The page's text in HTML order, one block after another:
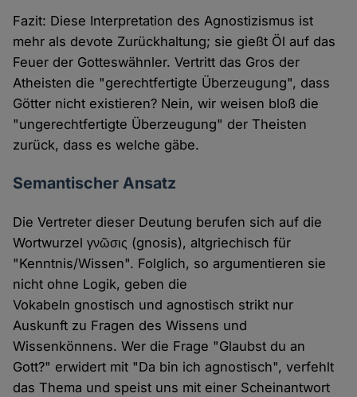
Fazit: Diese Interpretation des Agnostizismus ist
mehr als devote Zurückhaltung; sie gießt Öl auf das
Feuer der Gotteswähnler. Vertritt das Gros der
Atheisten die "gerechtfertigte Überzeugung", dass
Götter nicht existieren? Nein, wir weisen bloß die
"ungerechtfertigte Überzeugung" der Theisten
zurück, dass es welche gäbe.
Semantischer Ansatz
Die Vertreter dieser Deutung berufen sich auf die
Wortwurzel γνῶσις (gnosis), altgriechisch für
"Kenntnis/Wissen". Folglich, so argumentieren sie
nicht ohne Logik, geben die
Vokabeln gnostisch und agnostisch strikt nur
Auskunft zu Fragen des Wissens und
Wissenkönnens. Wer die Frage "Glaubst du an
Gott?" erwidert mit "Da bin ich agnostisch", verfehlt
das Thema und speist uns mit einer Scheinantwort